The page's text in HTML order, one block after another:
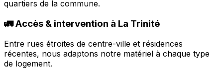
quartiers de la commune.
🚛 Accès & intervention à La Trinité
Entre rues étroites de centre-ville et résidences
récentes, nous adaptons notre matériel à chaque type
de logement.